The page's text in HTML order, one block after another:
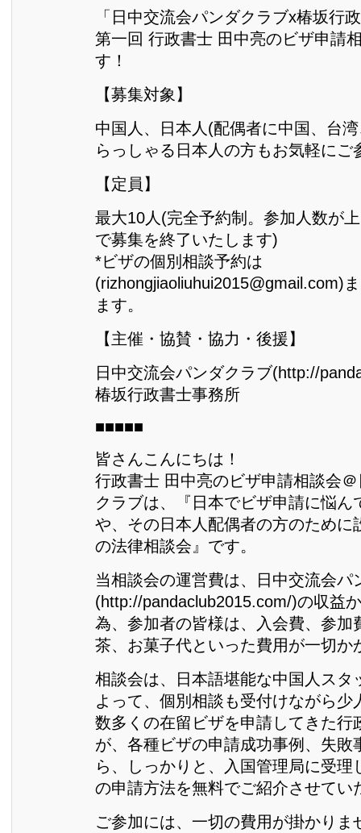
「日中交流会パンダクラブx椿坂行
第一回 行政書士 田中亮のビザ申請
す！
【募集対象】
中国人、日本人(配偶者に中国、台
らっしゃる日本人の方もお気軽にご
【定員】
最大10人(完全予約制。参加人数が
で募集を終了いたします)
*ビザの個別相談予約は
(rizhongjiaoliuhui2015@gmail.com)
ます。
【主催・協賛・協力・後援】
日中交流会パンダクラブ(http://
椿坂行政書士事務所
■■■■■
皆さんこんにちは！
行政書士 田中亮のビザ申請相談会
クラブは、『日本でビザ申請に悩ん
や、その日本人配偶者の方のために
の法律相談会』です。
当相談会の運営費は、日中交流会パ
(http://pandaclub2015.com/)の収益
為、参加者の皆様は、入会費、参加
茶、お菓子代といった費用が一切か
相談会は、日本語堪能な中国人スタ
よって、個別相談も受付けながら少
数多くの在留ビザを申請してきた行
が、各種ビザの申請成功事例、失敗
ら、しっかりと、入国管理局に受理
の申請方法を無料でご紹介させてい
ご参加には、一切の費用が掛かりま